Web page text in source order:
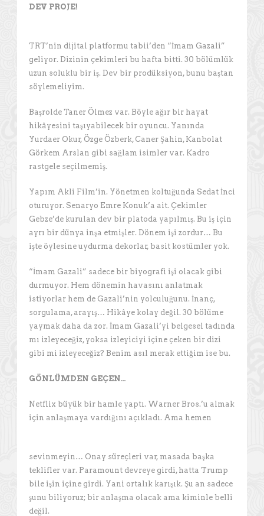
DEV PROJE!
TRT’nin dijital platformu tabii’den “İmam Gazali”
geliyor. Dizinin çekimleri bu hafta bitti. 30 bölümlük
uzun soluklu bir iş. Dev bir prodüksiyon, bunu baştan
söylemeliyim.
Başrolde Taner Ölmez var. Böyle ağır bir hayat
hikâyesini taşıyabilecek bir oyuncu. Yanında
Yurdaer Okur, Özge Özberk, Caner Şahin, Kanbolat
Görkem Arslan gibi sağlam isimler var. Kadro
rastgele seçilmemiş.
Yapım Akli Film’in. Yönetmen koltuğunda Sedat İnci
oturuyor. Senaryo Emre Konuk’a ait. Çekimler
Gebze’de kurulan dev bir platoda yapılmış. Bu iş için
ayrı bir dünya inşa etmişler. Dönem işi zordur… Bu
işte öylesine uydurma dekorlar, basit kostümler yok.
“İmam Gazali” sadece bir biyografi işi olacak gibi
durmuyor. Hem dönemin havasını anlatmak
istiyorlar hem de Gazali’nin yolculuğunu. İnanç,
sorgulama, arayış… Hikâye kolay değil. 30 bölüme
yaymak daha da zor. İmam Gazali’yi belgesel tadında
mı izleyeceğiz, yoksa izleyiciyi içine çeken bir dizi
gibi mi izleyeceğiz? Benim asıl merak ettiğim ise bu.
GÖNLÜMDEN GEÇEN…
Netflix büyük bir hamle yaptı. Warner Bros.’u almak
için anlaşmaya vardığını açıkladı. Ama hemen
sevinmeyin… Onay süreçleri var, masada başka
teklifler var. Paramount devreye girdi, hatta Trump
bile işin içine girdi. Yani ortalık karışık. Şu an sadece
şunu biliyoruz; bir anlaşma olacak ama kiminle belli
değil.